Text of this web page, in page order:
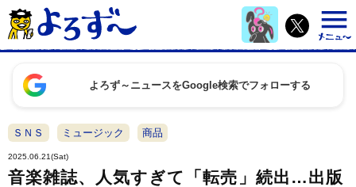
よろず～ニュースをGoogle検索でフォローする
ＳＮＳ ミュージック 商品
2025.06.21(Sat)
音楽雑誌、人気すぎて「転売」続出…出版